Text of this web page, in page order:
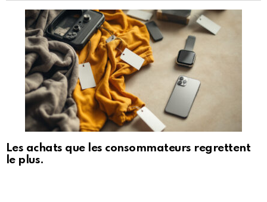
Les achats que les consommateurs regrettent
le plus.